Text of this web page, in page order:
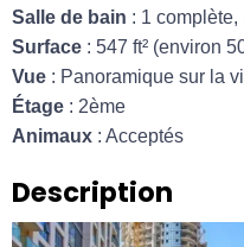
Salle de bain : 1
Surface : 547 ft² (environ
Vue : Panoramique sur la
Étage : 2ème
Animaux : Acceptés
Description